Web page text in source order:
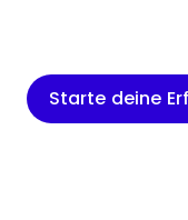
Starte deine